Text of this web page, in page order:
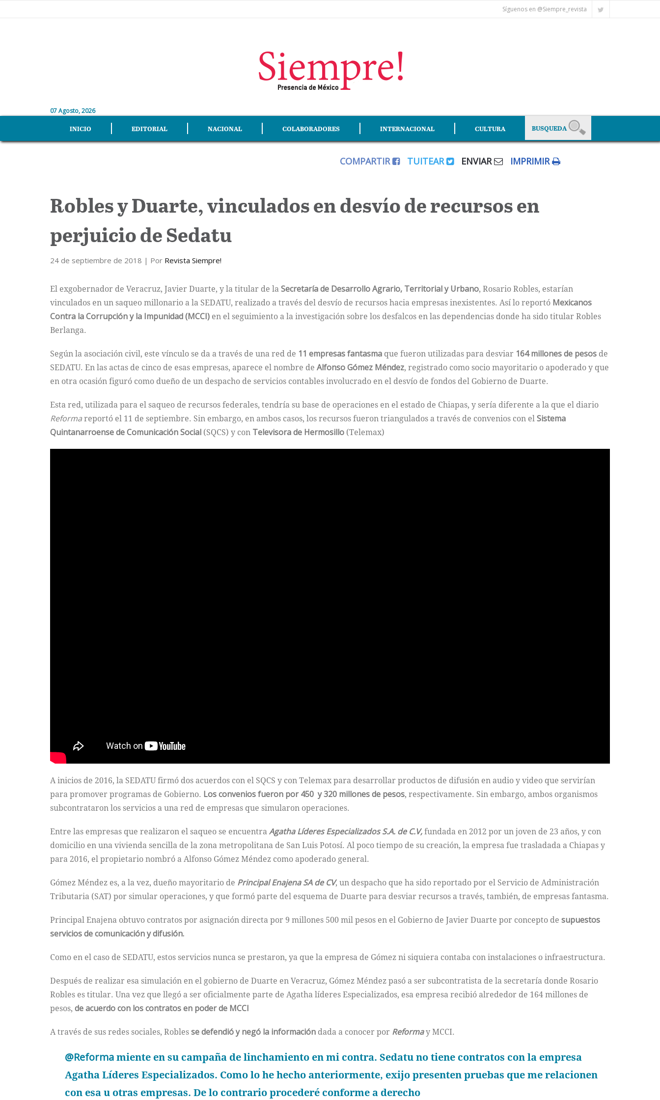
Síguenos en @Siempre_revista
07 Agosto, 2026
INICIO EDITORIAL NACIONAL COLABORADORES INTERNACIONAL CULTURA
COMPARTIR TUITEAR ENVIAR IMPRIMIR
Robles y Duarte, vinculados en desvío de recursos en
perjuicio de Sedatu
24 de septiembre de 2018 | Por Revista Siempre!
El exgobernador de Veracruz, Javier Duarte, y la titular de laSecretaría de Desarrollo Agrario, Territorial y Urbano, Rosario Robles, estarían
vinculados en un saqueo millonario a la SEDATU, realizado a través del desvío de recursos hacia empresas inexistentes. Así lo reportó Mexicanos
Contra la Corrupción y la Impunidad (MCCI) en el seguimiento a la investigación sobre los desfalcos en las dependencias donde ha sido titular Robles
Berlanga.
Según la asociación civil, este vínculo se da a través de una red de 11 empresas fantasma que fueron utilizadas para desviar 164 millones de pesos de
SEDATU. En las actas de cinco de esas empresas, aparece el nombre de Alfonso Gómez Méndez, registrado como socio mayoritario o apoderado y que
en otra ocasión figuró como dueño de un despacho de servicios contables involucrado en el desvío de fondos del Gobierno de Duarte.
Esta red, utilizada para el saqueo de recursos federales, tendría su base de operaciones en el estado de Chiapas, y sería diferente a la que el diario
Reformareportó el 11 de septiembre. Sin embargo, en ambos casos, los recursos fueron triangulados a través de convenios con elSistema
Quintanarroense de Comunicación Social (SQCS) y con Televisora de Hermosillo (Telemax)
A inicios de 2016, la SEDATU firmó dos acuerdos con el SQCS y con Telemax para desarrollar productos de difusión en audio y video que servirían
para promover programas de Gobierno. Los convenios fueron por 450 y 320 millones de pesos, respectivamente. Sin embargo, ambos organismos
subcontrataron los servicios a una red de empresas que simularon operaciones.
Entre las empresas que realizaron el saqueo se encuentraAgatha Líderes Especializados S.A. de C.V,fundada en 2012 por un joven de 23 años, y con
domicilio en una vivienda sencilla de la zona metropolitana de San Luis Potosí. Al poco tiempo de su creación, la empresa fue trasladada a Chiapas y
para 2016, el propietario nombró a Alfonso Gómez Méndez como apoderado general.
Gómez Méndez es, a la vez, dueño mayoritario de Principal Enajena SA de CV, un despacho que ha sido reportado por el Servicio de Administración
Tributaria (SAT) por simular operaciones, y que formó parte del esquema de Duarte para desviar recursos a través, también, de empresas fantasma.
Principal Enajena obtuvo contratos por asignación directa por 9 millones 500 mil pesos en el Gobierno de Javier Duarte por concepto de supuestos
servicios de comunicación y difusión.
Como en el caso de SEDATU, estos servicios nunca se prestaron, ya que la empresa de Gómez ni siquiera contaba con instalaciones o infraestructura.
Después de realizar esa simulación en el gobierno de Duarte en Veracruz, Gómez Méndez pasó a ser subcontratista de la secretaría donde Rosario
Robles es titular. Una vez que llegó a ser oficialmente parte de Agatha líderes Especializados, esa empresa recibió alrededor de 164 millones de
pesos, de acuerdo con los contratos en poder de MCCI
A través de sus redes sociales, Roblesse defendió y negó la información dada a conocer por Reformay MCCI.
@Reformamiente en su campaña de linchamiento en mi contra. Sedatu no tiene contratos con la empresa
Agatha Líderes Especializados. Como lo he hecho anteriormente, exijo presenten pruebas que me relacionen
con esa u otras empresas. De lo contrario procederé conforme a derecho